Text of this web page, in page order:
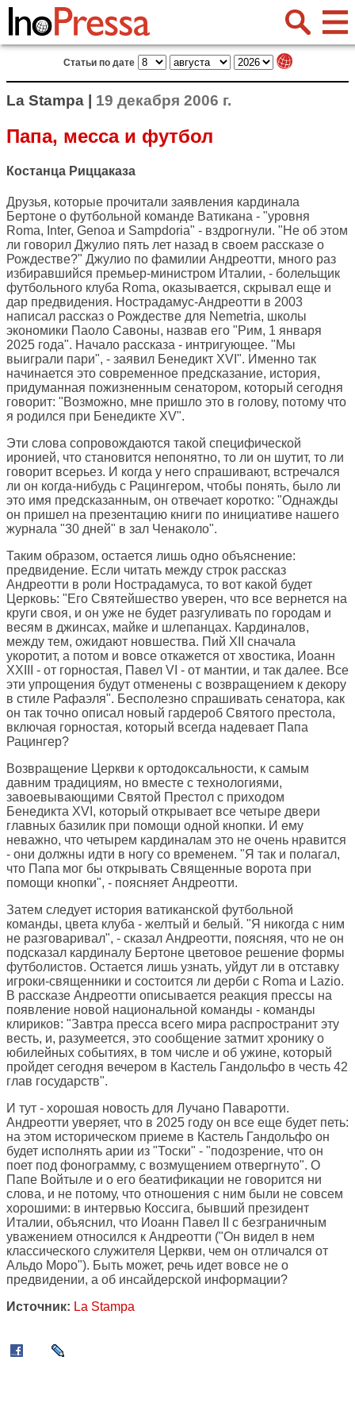
Статьи по дате
La Stampa | 19 декабря 2006 г.
Папа, месса и футбол
Костанца Риццаказа
Друзья, которые прочитали заявления кардинала
Бертоне о футбольной команде Ватикана - "уровня
Roma, Inter, Genoa и Sampdoria" - вздрогнули. "Не об этом
ли говорил Джулио пять лет назад в своем рассказе о
Рождестве?" Джулио по фамилии Андреотти, много раз
избиравшийся премьер-министром Италии, - болельщик
футбольного клуба Roma, оказывается, скрывал еще и
дар предвидения. Нострадамус-Андреотти в 2003
написал рассказ о Рождестве для Nemetria, школы
экономики Паоло Савоны, назвав его "Рим, 1 января
2025 года". Начало рассказа - интригующее. "Мы
выиграли пари", - заявил Бенедикт XVI". Именно так
начинается это современное предсказание, история,
придуманная пожизненным сенатором, который сегодня
говорит: "Возможно, мне пришло это в голову, потому что
я родился при Бенедикте XV".
Эти слова сопровождаются такой специфической
иронией, что становится непонятно, то ли он шутит, то ли
говорит всерьез. И когда у него спрашивают, встречался
ли он когда-нибудь с Рацингером, чтобы понять, было ли
это имя предсказанным, он отвечает коротко: "Однажды
он пришел на презентацию книги по инициативе нашего
журнала "30 дней" в зал Ченаколо".
Таким образом, остается лишь одно объяснение:
предвидение. Если читать между строк рассказ
Андреотти в роли Нострадамуса, то вот какой будет
Церковь: "Его Святейшество уверен, что все вернется на
круги своя, и он уже не будет разгуливать по городам и
весям в джинсах, майке и шлепанцах. Кардиналов,
между тем, ожидают новшества. Пий XII сначала
укоротит, а потом и вовсе откажется от хвостика, Иоанн
XXIII - от горностая, Павел VI - от мантии, и так далее. Все
эти упрощения будут отменены с возвращением к декору
в стиле Рафаэля". Бесполезно спрашивать сенатора, как
он так точно описал новый гардероб Святого престола,
включая горностая, который всегда надевает Папа
Рацингер?
Возвращение Церкви к ортодоксальности, к самым
давним традициям, но вместе с технологиями,
завоевывающими Святой Престол с приходом
Бенедикта XVI, который открывает все четыре двери
главных базилик при помощи одной кнопки. И ему
неважно, что четырем кардиналам это не очень нравится
- они должны идти в ногу со временем. "Я так и полагал,
что Папа мог бы открывать Священные ворота при
помощи кнопки", - поясняет Андреотти.
Затем следует история ватиканской футбольной
команды, цвета клуба - желтый и белый. "Я никогда с ним
не разговаривал", - сказал Андреотти, поясняя, что не он
подсказал кардиналу Бертоне цветовое решение формы
футболистов. Остается лишь узнать, уйдут ли в отставку
игроки-священники и состоится ли дерби с Roma и Lazio.
В рассказе Андреотти описывается реакция прессы на
появление новой национальной команды - команды
клириков: "Завтра пресса всего мира распространит эту
весть, и, разумеется, это сообщение затмит хронику о
юбилейных событиях, в том числе и об ужине, который
пройдет сегодня вечером в Кастель Гандольфо в честь 42
глав государств".
И тут - хорошая новость для Лучано Паваротти.
Андреотти уверяет, что в 2025 году он все еще будет петь:
на этом историческом приеме в Кастель Гандольфо он
будет исполнять арии из "Тоски" - "подозрение, что он
поет под фонограмму, с возмущением отвергнуто". О
Папе Войтыле и о его беатификации не говорится ни
слова, и не потому, что отношения с ним были не совсем
хорошими: в интервью Коссига, бывший президент
Италии, объяснил, что Иоанн Павел II с безграничным
уважением относился к Андреотти ("Он видел в нем
классического служителя Церкви, чем он отличался от
Альдо Моро"). Быть может, речь идет вовсе не о
предвидении, а об инсайдерской информации?
Источник: La Stampa